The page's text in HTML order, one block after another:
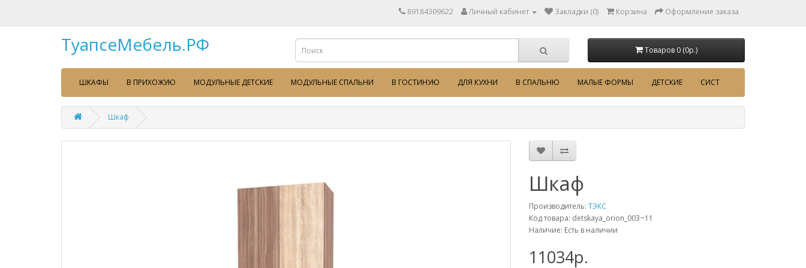
89184309622 Личный кабинет Закладки (0) Корзина Оформление заказа
ТуапсеМебель.РФ Товаров 0 (0p.)
ШКАФЫ В ПРИХОЖУЮ МОДУЛЬНЫЕ ДЕТСКИЕ МОДУЛЬНЫЕ СПАЛЬНИ В ГОСТИНУЮ ДЛЯ КУХНИ В СПАЛЬНЮ МАЛЫЕ ФОРМЫ ДЕТСКИЕ СИСТ
Шкаф
Шкаф
Производитель: ТЭКС
Код товара: detskaya_orion_003~11
Наличие: Есть в наличии
11034p.